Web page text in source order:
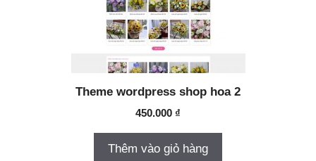
Theme wordpress shop hoa 2
450.000 ₫
Thêm vào giỏ hàng